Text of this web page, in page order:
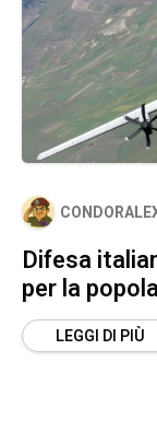
Difesa
per la
LEGGI DI PIÙ